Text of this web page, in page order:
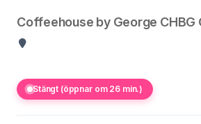
Coffeehouse by George CHBG
Stängt (öppnar om 26 min.)